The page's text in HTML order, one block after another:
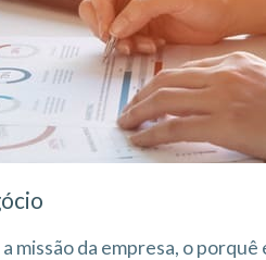
missão da empresa, o porquê